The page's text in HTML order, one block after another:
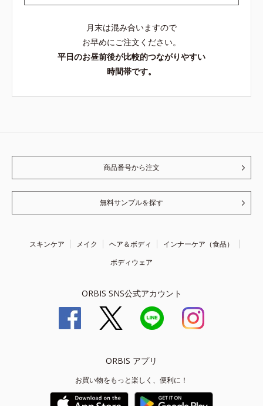
月末は混み合いますので
お早めにご注文ください。
平日のお昼前後が比較的つながりやすい
時間帯です。
商品番号から注文
無料サンプルを探す
スキンケア メイク ヘア＆ボディ
インナーケア（食品）
ボディウェア
ORBIS SNS公式アカウント
ORBIS アプリ
お買い物をもっと楽しく、便利に！